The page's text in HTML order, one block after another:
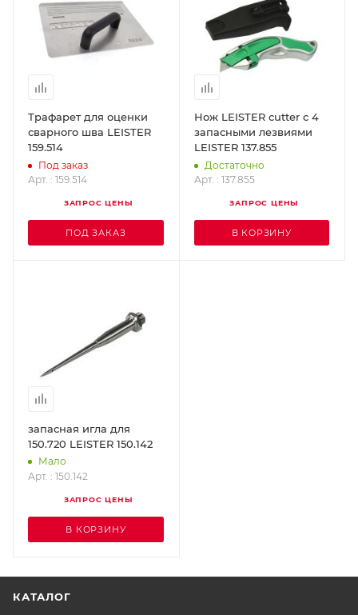
Трафарет для оценки
сварного шва LEISTER
159.514
Под заказ
Арт. : 159.514
ЗАПРОС ЦЕНЫ
ПОД ЗАКАЗ
Нож LEISTER cutter с 4
запасными лезвиями
LEISTER 137.855
Достаточно
Арт. : 137.855
ЗАПРОС ЦЕНЫ
В КОРЗИНУ
запасная игла для
150.720 LEISTER 150.142
Мало
Арт. : 150.142
ЗАПРОС ЦЕНЫ
В КОРЗИНУ
КАТАЛОГ